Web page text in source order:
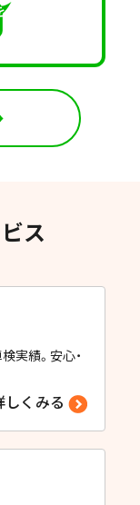
ス
実績。安心・
しくみる